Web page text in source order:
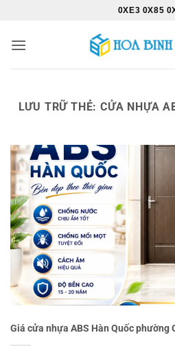
nội
0XE3 0X85
LƯU TRỮ THẺ: CỬA NHỰA
Giá cửa nhựa ABS Hàn Quốc phường